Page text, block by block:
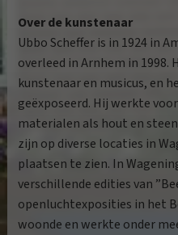
Over de kunstenaar
Ubbo Scheffer is in 1924 in
overleed in Arnhem in 1998.
kunstenaar en musicus, en
geëxposeerd. Hij werkte
materialen als hout en
zijn op diverse locaties in
plaatsen te zien. In
verschillende edities van
openluchtexposities in het
woonde en werkte onder